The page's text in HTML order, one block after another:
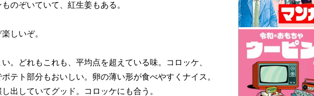
ぞいていて、紅生姜もある。
しいぞ。
どれもこれも、平均点を超えている味。コロッケ、
テト部分もおいしい。卵の薄い形が食べやすくナイス。
出していてグッド。コロッケにも合う。